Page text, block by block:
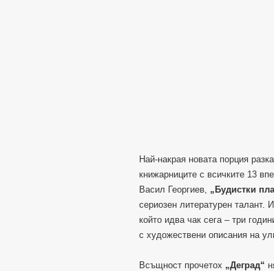
Най-накрая новата порция
книжарниците с всичките 13
Васил Георгиев, „Будистки
сериозен литературен талант.
който идва чак сега – три
с художествени описания на
Всъщност прочетох „Деград“